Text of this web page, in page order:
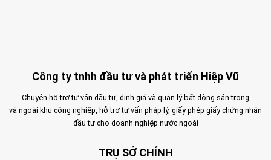
Công ty tnhh đầu tư và phát triển Hiệp Vũ
Chuyên hỗ trợ tư vấn đầu tư, định giá và quản lý bất động sản trong
và ngoài khu công nghiệp, hỗ trợ tư vấn pháp lý, giấy phép giấy chứng nhận
đầu tư cho doanh nghiệp nước ngoài
TRỤ SỞ CHÍNH